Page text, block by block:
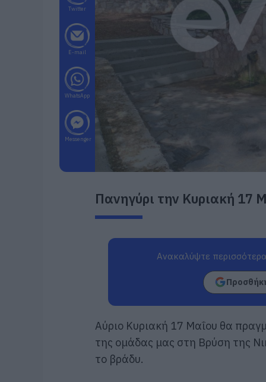
Twitter
E-mail
WhatsApp
Messenger
Πανηγύρι την Κυριακή 17
Ανακαλύψτε
Αύριο Κυριακή 17 Μαΐου θα
της ομάδας μας στη Βρύση της
το βράδυ.